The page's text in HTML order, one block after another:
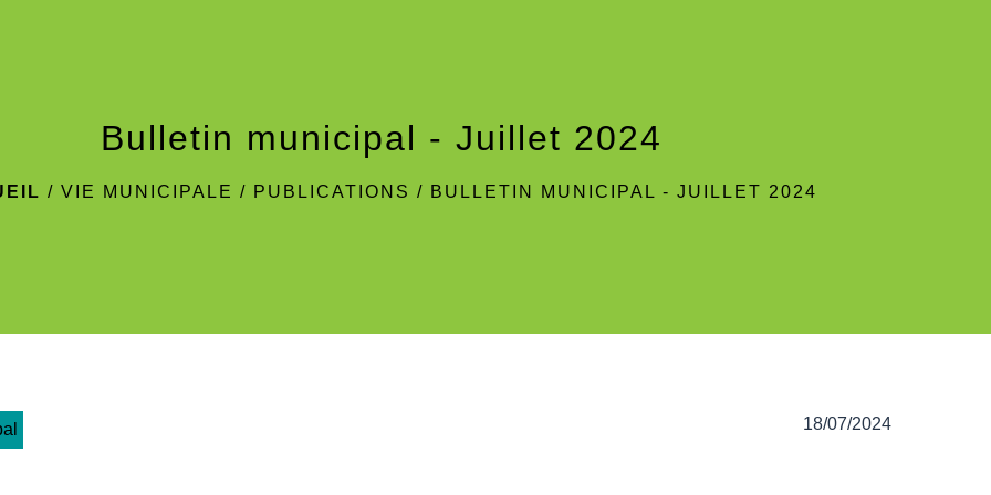
Bulletin municipal - Juillet 2024
/VIE MUNICIPALE / PUBLICATIONS / BULLETIN MUNICIPAL - JUILLET 2024
18/07/2024